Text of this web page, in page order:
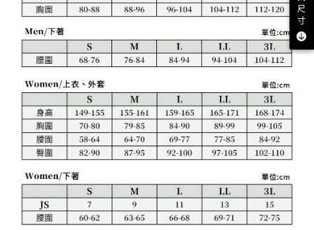
任。
４．使用「AFTEE先享後付」時，將依據個別帳號之用戶狀況，依本公司即
時審查核予不同之上限額度；若仍有額度不足之情形，本公司將視審查結果
請求用戶進行身份認證。
５．嚴禁一人註冊多個帳號或使用他人資訊註冊。若發現惡意使用之情形，
恩沛科技股份有限公司將有權停止該用戶之使用額度並採取法律行動。
免運費
離島宅配
免運費
尺
寸